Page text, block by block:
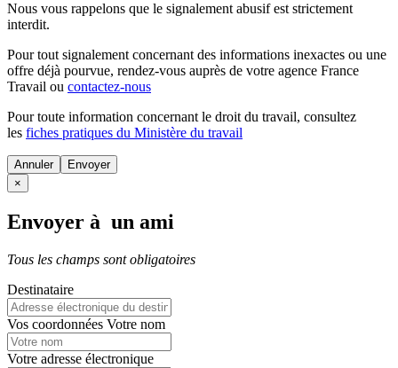
Nous vous rappelons que le signalement abusif est strictement
interdit.
Pour tout signalement concernant des informations inexactes ou une
offre déjà pourvue, rendez-vous auprès de votre agence France
Travail ou contactez-nous
Pour toute information concernant le droit du travail, consultez
les fiches pratiques du Ministère du travail
Annuler
×
Envoyer à un ami
Tous les champs sont obligatoires
Destinataire
Vos coordonnées Votre nom
Votre adresse électronique